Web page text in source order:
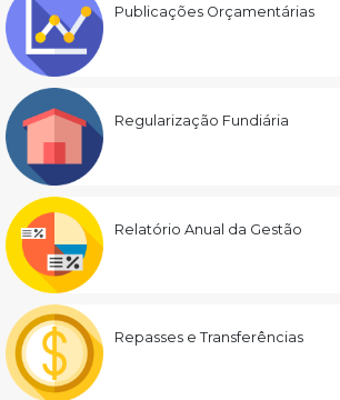
Publicações Orçamentárias
Regularização Fundiária
Relatório Anual da Gestão
Repasses e Transferências